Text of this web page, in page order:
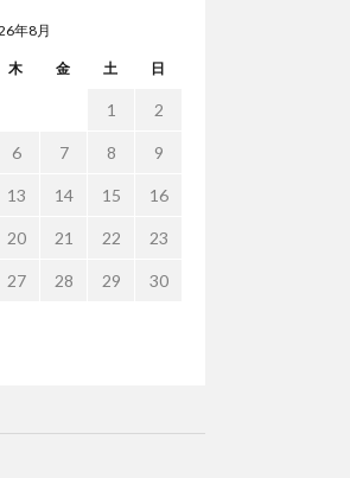
年8月
木 金 土 日
1 2
6 7 8 9
13 14 15 16
20 21 22 23
27 28 29 30